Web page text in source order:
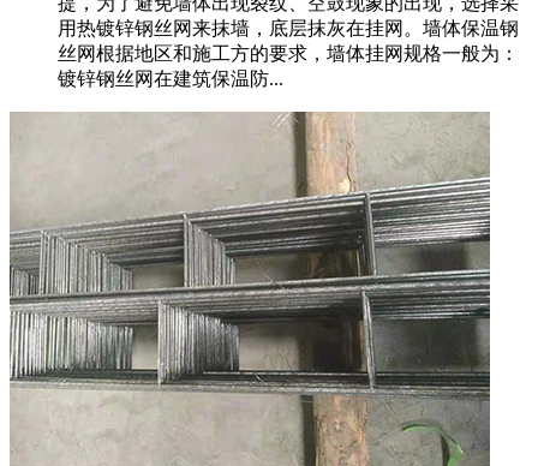
用热镀锌钢丝网来抹墙，底层抹灰在挂网。墙体保温钢
丝网根据地区和施工方的要求，墙体挂网规格一般为：
镀锌钢丝网在建筑保温防...